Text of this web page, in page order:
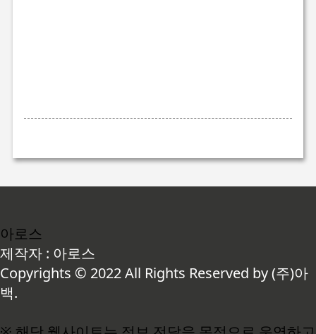
아로스
제작자 : 아로스
Copyrights © 2022 All Rights Reserved by (주)아
백.